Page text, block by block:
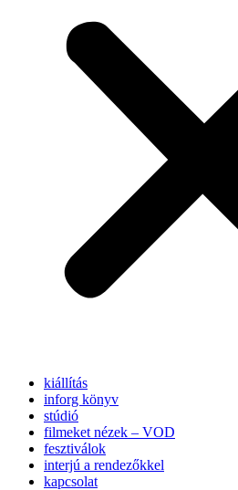
kiállítás
inforg könyv
stúdió
filmeket nézek – VOD
fesztiválok
interjú a rendezőkkel
kapcsolat